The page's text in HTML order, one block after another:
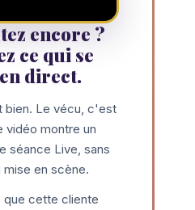
encore ?
ce qui se
direct.
bien. Le vécu, c'est
vidéo montre un
séance Live, sans
mise en scène.
que cette cliente